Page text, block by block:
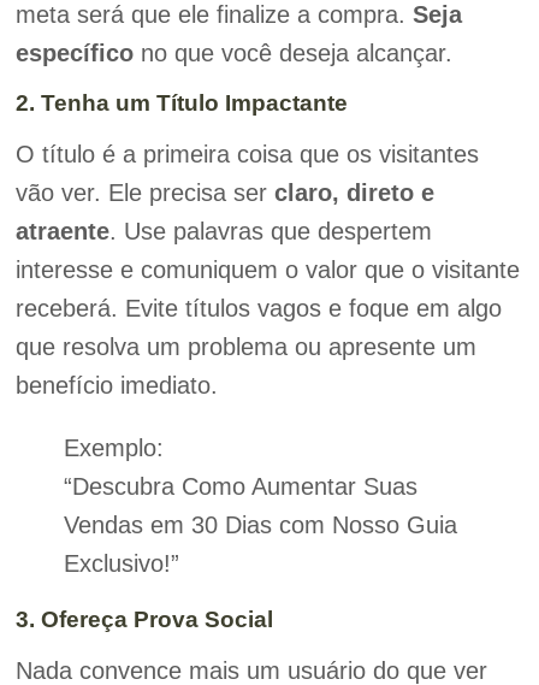
meta será que ele finalize a compra. Seja
específicono que você deseja alcançar.
2. Tenha um Título Impactante
O título é a primeira coisa que os visitantes
vão ver. Ele precisa ser claro, direto e
atraente. Use palavras que despertem
interesse e comuniquem o valor que o visitante
receberá. Evite títulos vagos e foque em algo
que resolva um problema ou apresente um
benefício imediato.
Exemplo:
“Descubra Como Aumentar Suas
Vendas em 30 Dias com Nosso Guia
Exclusivo!”
3. Ofereça Prova Social
Nada convence mais um usuário do que ver